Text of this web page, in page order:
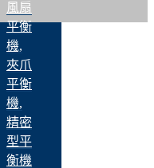
風扇
平衡
機,
夾爪
平衡
機,
精密
型平
衡機